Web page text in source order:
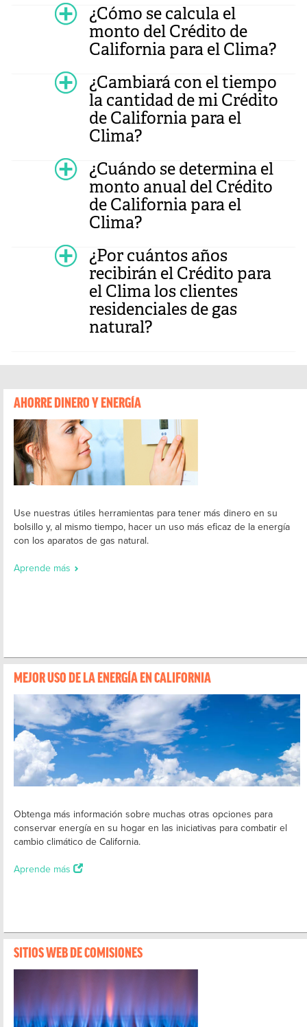
¿Cómo se calcula el
monto del Crédito de
California para el Clima?
¿Cambiará con el tiempo
la cantidad de mi Crédito
de California para el
Clima?
¿Cuándo se determina el
monto anual del Crédito
de California para el
Clima?
¿Por cuántos años
recibirán el Crédito para
el Clima los clientes
residenciales de gas
natural?
AHORRE DINERO Y ENERGÍA
Use nuestras útiles herramientas para tener más dinero en su
bolsillo y, al mismo tiempo, hacer un uso más eficaz de la energía
con los aparatos de gas natural.
Aprende más
MEJOR USO DE LA ENERGÍA EN CALIFORNIA
Obtenga más información sobre muchas otras opciones para
conservar energía en su hogar en las iniciativas para combatir el
cambio climático de California.
Aprende más
SITIOS WEB DE COMISIONES